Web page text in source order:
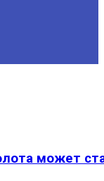
может